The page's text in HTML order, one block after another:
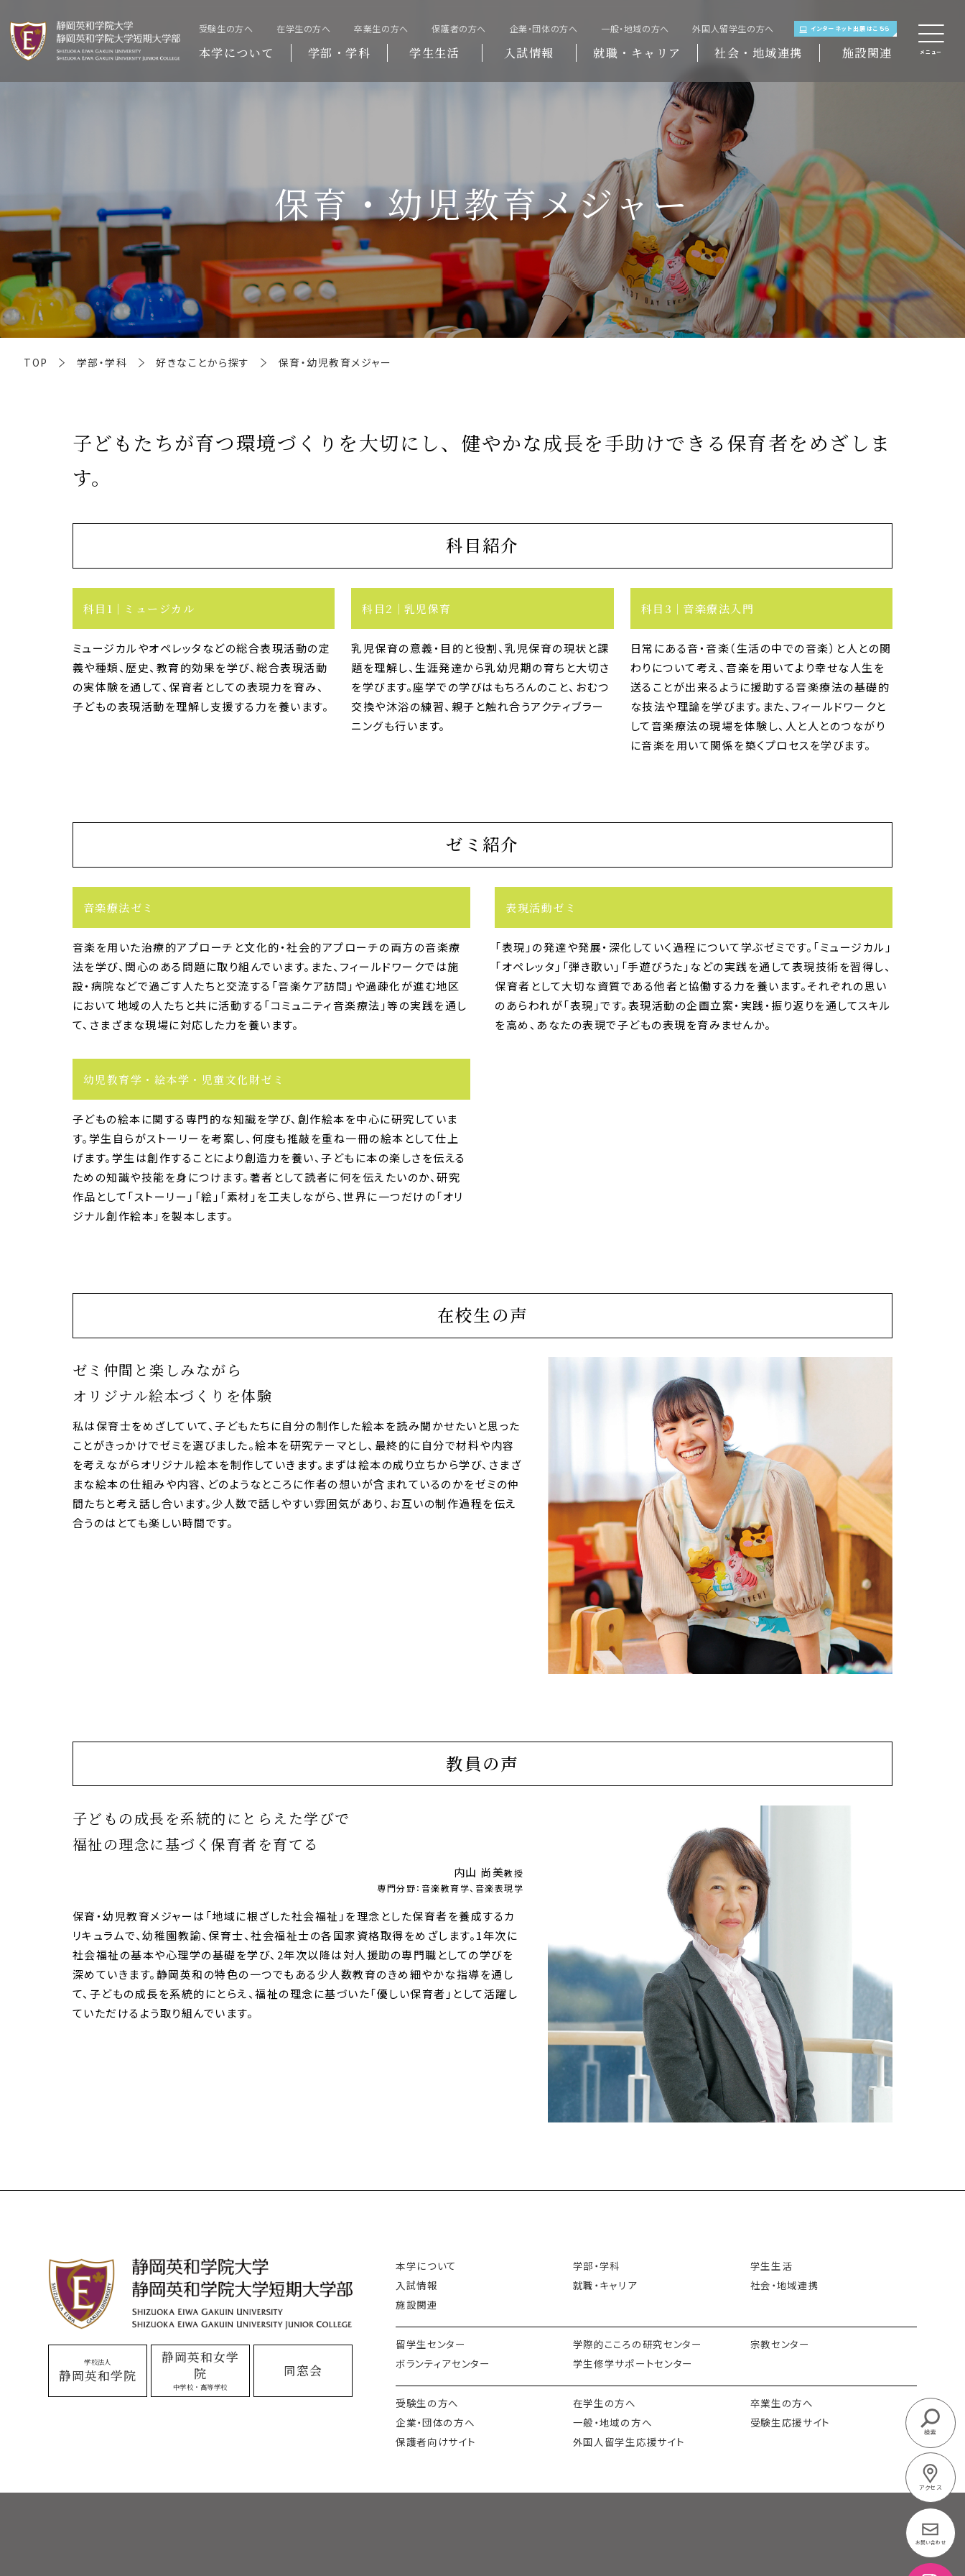
受験生の方へ 在学生の方へ 卒業生の方へ 保護者の方へ 企業・団体の方へ 一般・地域の方へ 外国人留学生の方へ インターネット出願はこちら
本学について 学部・学科 学生生活 入試情報 就職・キャリア 社会・地域連携 施設関連 メニュー
検索
アクセス
お問い合わせ
保育・幼児教育メジャー
TOP 学部・学科 好きなことから探す 保育・幼児教育メジャー
子どもたちが育つ環境づくりを大切にし、健やかな成長を手助けできる保育者をめざしま
す。
科目紹介
科目1 ミュージカル
ミュージカルやオペレッタなどの総合表現活動の定
義や種類、歴史、教育的効果を学び、総合表現活動
の実体験を通して、保育者としての表現力を育み、
子どもの表現活動を理解し支援する力を養います。
科目2 乳児保育
乳児保育の意義・目的と役割、乳児保育の現状と課
題を理解し、生涯発達から乳幼児期の育ちと大切さ
を学びます。座学での学びはもちろんのこと、おむつ
交換や沐浴の練習、親子と触れ合うアクティブラー
ニングも行います。
科目3 音楽療法入門
日常にある音・音楽（生活の中での音楽）と人との関
わりについて考え、音楽を用いてより幸せな人生を
送ることが出来るように援助する音楽療法の基礎的
な技法や理論を学びます。また、フィールドワークと
して音楽療法の現場を体験し、人と人とのつながり
に音楽を用いて関係を築くプロセスを学びます。
ゼミ紹介
音楽療法ゼミ
音楽を用いた治療的アプローチと文化的・社会的アプローチの両方の音楽療
法を学び、関心のある問題に取り組んでいます。また、フィールドワークでは施
設・病院などで過ごす人たちと交流する「音楽ケア訪問」や過疎化が進む地区
において地域の人たちと共に活動する「コミュニティ音楽療法」等の実践を通し
て、さまざまな現場に対応した力を養います。
表現活動ゼミ
「表現」の発達や発展・深化していく過程について学ぶゼミです。「ミュージカル」
「オペレッタ」「弾き歌い」「手遊びうた」などの実践を通して表現技術を習得し、
保育者として大切な資質である他者と協働する力を養います。それぞれの思い
のあらわれが「表現」です。表現活動の企画立案・実践・振り返りを通してスキル
を高め、あなたの表現で子どもの表現を育みませんか。
幼児教育学・絵本学・児童文化財ゼミ
子どもの絵本に関する専門的な知識を学び、創作絵本を中心に研究していま
す。学生自らがストーリーを考案し、何度も推敲を重ね一冊の絵本として仕上
げます。学生は創作することにより創造力を養い、子どもに本の楽しさを伝える
ための知識や技能を身につけます。著者として読者に何を伝えたいのか、研究
作品として「ストーリー」「絵」「素材」を工夫しながら、世界に一つだけの「オリ
ジナル創作絵本」を製本します。
在校生の声
ゼミ仲間と楽しみながら
オリジナル絵本づくりを体験
私は保育士をめざしていて、子どもたちに自分の制作した絵本を読み聞かせたいと思った
ことがきっかけでゼミを選びました。絵本を研究テーマとし、最終的に自分で材料や内容
を考えながらオリジナル絵本を制作していきます。まずは絵本の成り立ちから学び、さまざ
まな絵本の仕組みや内容、どのようなところに作者の想いが含まれているのかをゼミの仲
間たちと考え話し合います。少人数で話しやすい雰囲気があり、お互いの制作過程を伝え
合うのはとても楽しい時間です。
教員の声
子どもの成長を系統的にとらえた学びで
福祉の理念に基づく保育者を育てる
内山 尚美教授
専門分野：音楽教育学、音楽表現学
保育・幼児教育メジャーは「地域に根ざした社会福祉」を理念とした保育者を養成するカ
リキュラムで、幼稚園教諭、保育士、社会福祉士の各国家資格取得をめざします。1年次に
社会福祉の基本や心理学の基礎を学び、2年次以降は対人援助の専門職としての学びを
深めていきます。静岡英和の特色の一つでもある少人数教育のきめ細やかな指導を通し
て、子どもの成長を系統的にとらえ、福祉の理念に基づいた「優しい保育者」として活躍し
ていただけるよう取り組んでいます。
学校法人
静岡英和学院
静岡英和女学
院
中学校・高等学校
同窓会
本学について 学部・学科
学生生活
入試情報
就職・キャリア
社会・地域連携
施設関連
留学生センター 学際的こころの研究センター
宗教センター
ボランティアセンター
学生修学サポートセンター
受験生の方へ 在学生の方へ
卒業生の方へ
企業・団体の方へ
一般・地域の方へ
受験生応援サイト
保護者向けサイト
外国人留学生応援サイト